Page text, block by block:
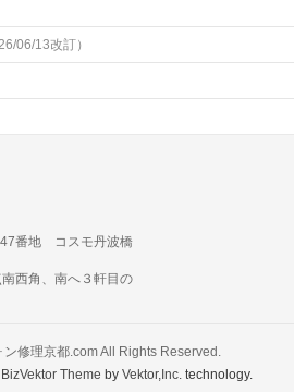
06/13改訂）
47番地 コスモ丹波橋
西角、南へ３軒目の
ン修理京都.comAll Rights Reserved.
BizVektor Theme byVektor,Inc. technology.